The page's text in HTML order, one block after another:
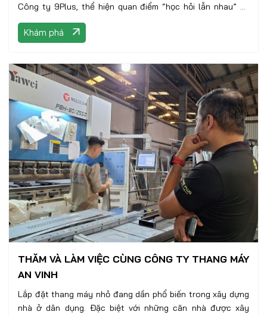
Công ty 9Plus, thể hiện quan điểm “học hỏi lẫn nhau” về
kiến thức, kinh nghiệm trong mỗi ngành nghề, lĩnh vực.
Khám phá
THĂM VÀ LÀM VIỆC CÙNG CÔNG TY THANG MÁY
AN VINH
Lắp đặt thang máy nhỏ đang dần phổ biến trong xây dựng
nhà ở dân dụng. Đặc biệt với những căn nhà được xây